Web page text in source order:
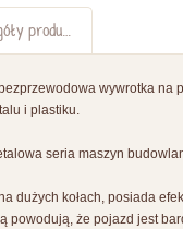
Szczegóły produktu
wywrotka na
i plastiku.
seria maszyn
dużych kołach, posiada
powodują, że pojazd jest